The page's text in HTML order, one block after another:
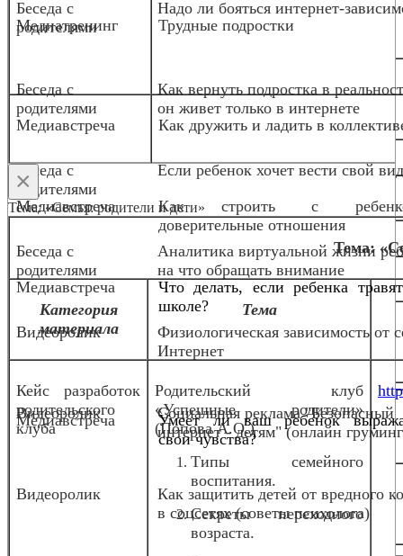
Беседа с
родителями
Надо ли бояться интернет-
Беседа с
родителями
Как вернуть подростка в
он живет только в интернете
Беседа с
родителями
Если ребенок хочет вести свой
Беседа с
родителями
Аналитика виртуальной жизни
на что обращать внимание
Видеоролик
Физиологическая зависимость от
Интернет
Видеоролик
Социальная реклама "Безопасный
интернет - детям" (онлайн
Видеоролик
Как защитить детей от вредного
в соцсетях (советы психолога)
Медиатренинг Трудные подростки
Медиавстреча Как дружить и ладить в
Медиавстреча
Как строить с
доверительные отношения
Медиавстреча
Что делать, если ребенка
школе?
Медиавстреча
Умеет ли ваш ребенок
свои чувства?
×
Тема: «Семья: родители и дети»
Тема:
Категория
материала
Тема
Кейс разработок
родительского
клуба
Родительский клуб
«Успешные родители»
(Попова А.О.)
Типы семейного
воспитания.
Секреты переходного
возраста.